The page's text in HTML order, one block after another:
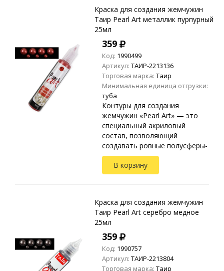
Краска для создания жемчужин
Таир Pearl Art металлик пурпурный
25мл
359
Код: 1990499
Артикул: ТАИР-2213136
Торговая марка: Таир
Минимальная единица отгрузки:
туба
Контуры для создания
жемчужин «Pearl Art» — это
специальный акриловый
состав, позволяющий
создавать ровные полусферы-
жемчужины. Применяются на
любых видах текстиля, стекле,
дереве, бумаге, металле,
В корзину
Краска для создания жемчужин
Таир Pearl Art серебро медное
25мл
359
Код: 1990757
Артикул: ТАИР-2213804
Торговая марка: Таир